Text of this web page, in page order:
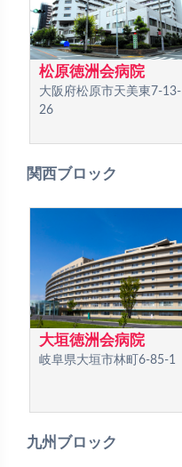
松原徳洲会病院
大阪府松原市天美東7-13-
26
関西ブロック
大垣徳洲会病院
岐阜県大垣市林町6-85-1
九州ブロック